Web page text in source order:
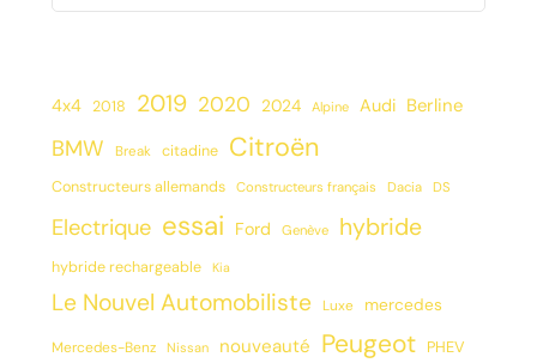
4x4 2018 2019 2020 2024 Alpine Audi Berline
BMW Break citadine Citroën
Constructeurs allemands Constructeurs français Dacia DS
Electrique essai Ford Genève hybride
hybride rechargeable Kia
Le Nouvel Automobiliste Luxe mercedes
Mercedes-Benz Nissan nouveauté Peugeot PHEV